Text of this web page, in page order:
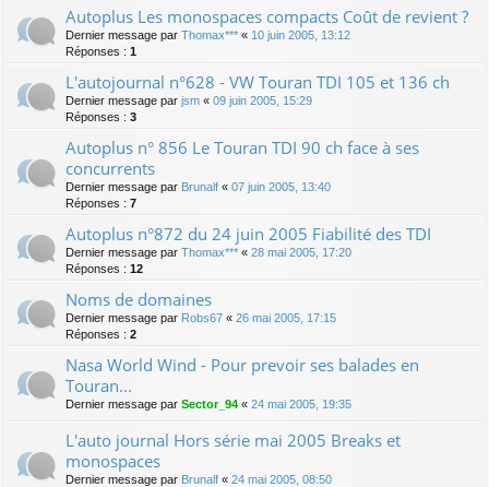
Autoplus Les monospaces compacts Coût de revient ?
Dernier message par Thomax*** « 10 juin 2005, 13:12
Réponses : 1
L'autojournal n°628 - VW Touran TDI 105 et 136 ch
Dernier message par jsm « 09 juin 2005, 15:29
Réponses : 3
Autoplus n° 856 Le Touran TDI 90 ch face à ses
concurrents
Dernier message par Brunalf « 07 juin 2005, 13:40
Réponses : 7
Autoplus n°872 du 24 juin 2005 Fiabilité des TDI
Dernier message par Thomax*** « 28 mai 2005, 17:20
Réponses : 12
Noms de domaines
Dernier message par Robs67 « 26 mai 2005, 17:15
Réponses : 2
Nasa World Wind - Pour prevoir ses balades en
Touran...
Dernier message par Sector_94 « 24 mai 2005, 19:35
L'auto journal Hors série mai 2005 Breaks et
monospaces
Dernier message par Brunalf « 24 mai 2005, 08:50